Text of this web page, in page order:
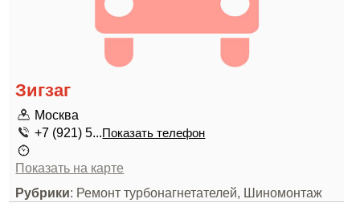
Зигзаг
Москва
+7 (921) 5...Показать телефон
Показать на карте
Рубрики: Ремонт турбонагнетателей, Шиномонтаж